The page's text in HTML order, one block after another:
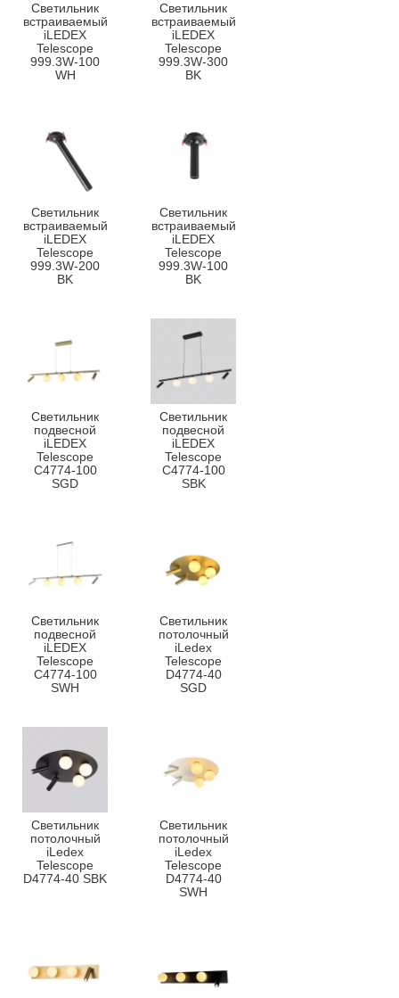
Светильник
встраиваемый
iLEDEX
Telescope
999.3W-100
WH
Светильник
встраиваемый
iLEDEX
Telescope
999.3W-300
BK
Светильник
встраиваемый
iLEDEX
Telescope
999.3W-200
BK
Светильник
встраиваемый
iLEDEX
Telescope
999.3W-100
BK
Светильник
подвесной
iLEDEX
Telescope
C4774-100
SGD
Светильник
подвесной
iLEDEX
Telescope
C4774-100
SBK
Светильник
подвесной
iLEDEX
Telescope
C4774-100
SWH
Светильник
потолочный
iLedex
Telescope
D4774-40
SGD
Светильник
потолочный
iLedex
Telescope
D4774-40 SBK
Светильник
потолочный
iLedex
Telescope
D4774-40
SWH